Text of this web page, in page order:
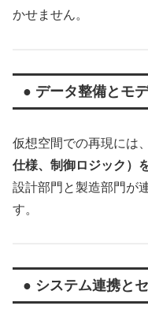
かせません。
● データ整備とモ
仮想空間での再現には、
仕様、制御ロジック）
設計部門と製造部門が
す。
● システム連携と